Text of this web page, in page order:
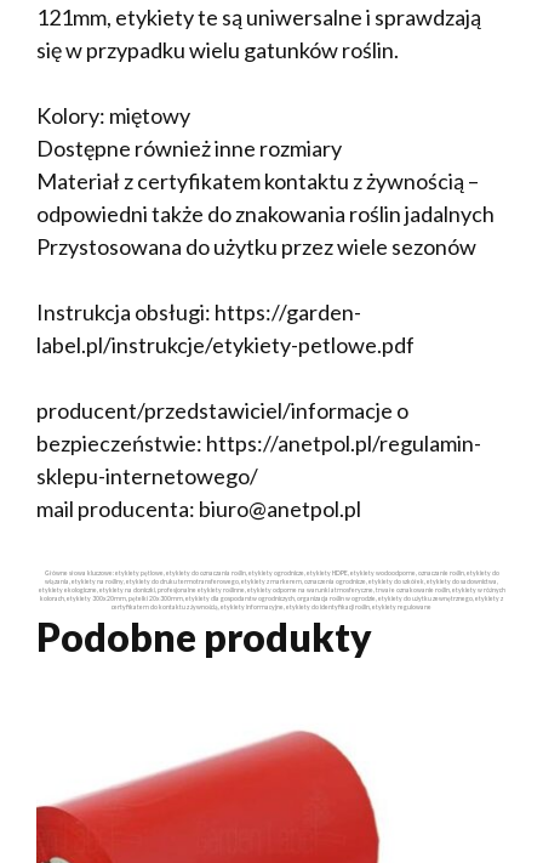
121mm, etykiety te są uniwersalne i sprawdzają
się w przypadku wielu gatunków roślin.
Kolory: miętowy
Dostępne również inne rozmiary
Materiał z certyfikatem kontaktu z żywnością –
odpowiedni także do znakowania roślin jadalnych
Przystosowana do użytku przez wiele sezonów
Instrukcja obsługi: https://garden-
label.pl/instrukcje/etykiety-petlowe.pdf
producent/przedstawiciel/informacje o
bezpieczeństwie: https://anetpol.pl/regulamin-
sklepu-internetowego/
mail producenta: biuro@anetpol.pl
Główne słowa kluczowe: etykiety pętlowe, etykiety do oznaczania roślin, etykiety ogrodnicze, etykiety HDPE, etykiety wodoodporne, oznaczanie roślin, etykiety do
wiązania, etykiety na rośliny, etykiety do druku termotransferowego, etykiety z markerem, oznaczenia ogrodnicze, etykiety do szkółek, etykiety do sadownictwa,
etykiety ekologiczne, etykiety na doniczki, profesjonalne etykiety roślinne, etykiety odporne na warunki atmosferyczne, trwałe oznakowanie roślin, etykiety w różnych
kolorach, etykiety 300x20mm, pętelki 20x300mm, etykiety dla gospodarstw ogrodniczych, organizacja roślin w ogrodzie, etykiety do użytku zewnętrznego, etykiety z
certyfikatem do kontaktu z żywnością, etykiety informacyjne, etykiety do identyfikacji roślin, etykiety regulowane
Podobne produkty